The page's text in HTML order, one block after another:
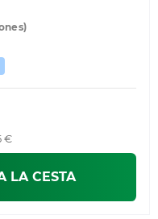
€
LA CESTA